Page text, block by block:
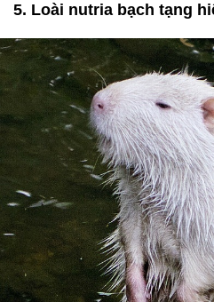
5. Loài nutria bạch tạng